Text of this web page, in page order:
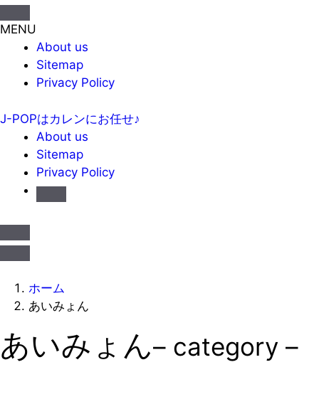
MENU
About us
Sitemap
Privacy Policy
J-POPはカレンにお任せ♪
About us
Sitemap
Privacy Policy
ホーム
あいみょん
あいみょん– category –